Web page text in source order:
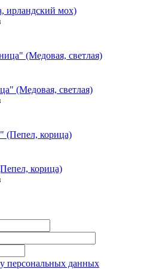
ирландский мох)
(Медовая, светлая)
корица)
персональных данных